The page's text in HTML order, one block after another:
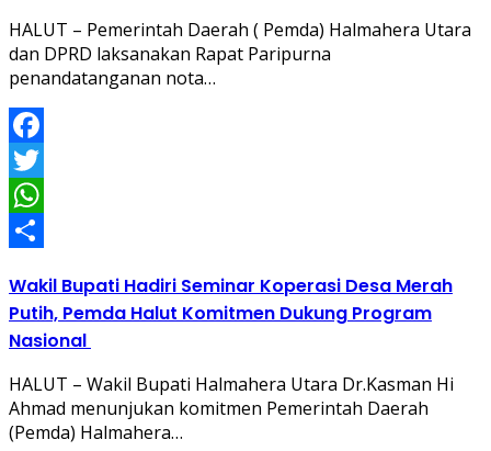
HALUT – Pemerintah Daerah ( Pemda) Halmahera Utara
dan DPRD laksanakan Rapat Paripurna
penandatanganan nota…
Facebook
Twitter
WhatsApp
Wakil Bupati Hadiri Seminar Koperasi Desa Merah
Putih, Pemda Halut Komitmen Dukung Program
Nasional
HALUT – Wakil Bupati Halmahera Utara Dr.Kasman Hi
Ahmad menunjukan komitmen Pemerintah Daerah
(Pemda) Halmahera…